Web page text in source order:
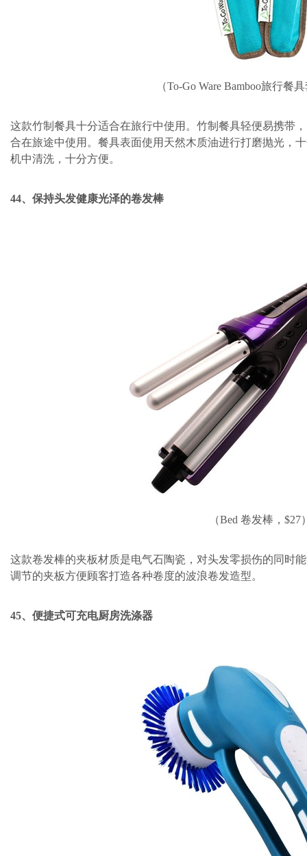
（To-Go Ware Bamboo旅行餐
这款竹制餐具十分适合在旅行中使用。竹制餐具轻便易携带
合在旅途中使用。餐具表面使用天然木质油进行打磨抛光，
机中清洗，十分方便。
44、保持头发健康光泽的卷发棒
（Bed 卷发棒，$27
这款卷发棒的夹板材质是电气石陶瓷，对头发零损伤的同时
调节的夹板方便顾客打造各种卷度的波浪卷发造型。
45、便捷式可充电厨房洗涤器